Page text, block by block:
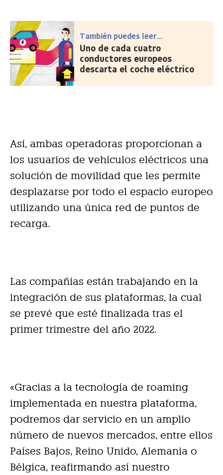
También puedes leer...
Uno de cada cuatro
conductores europeos
descarta el coche eléctrico
Así, ambas operadoras proporcionan a
los usuarios de vehículos eléctricos una
solución de movilidad que les permite
desplazarse por todo el espacio europeo
utilizando una única red de puntos de
recarga.
Las compañías están trabajando en la
integración de sus plataformas, la cual
se prevé que esté finalizada tras el
primer trimestre del año 2022.
«Gracias a la tecnología de roaming
implementada en nuestra plataforma,
podremos dar servicio en un amplio
número de nuevos mercados, entre ellos
Países Bajos, Reino Unido, Alemania o
Bélgica, reafirmando así nuestro